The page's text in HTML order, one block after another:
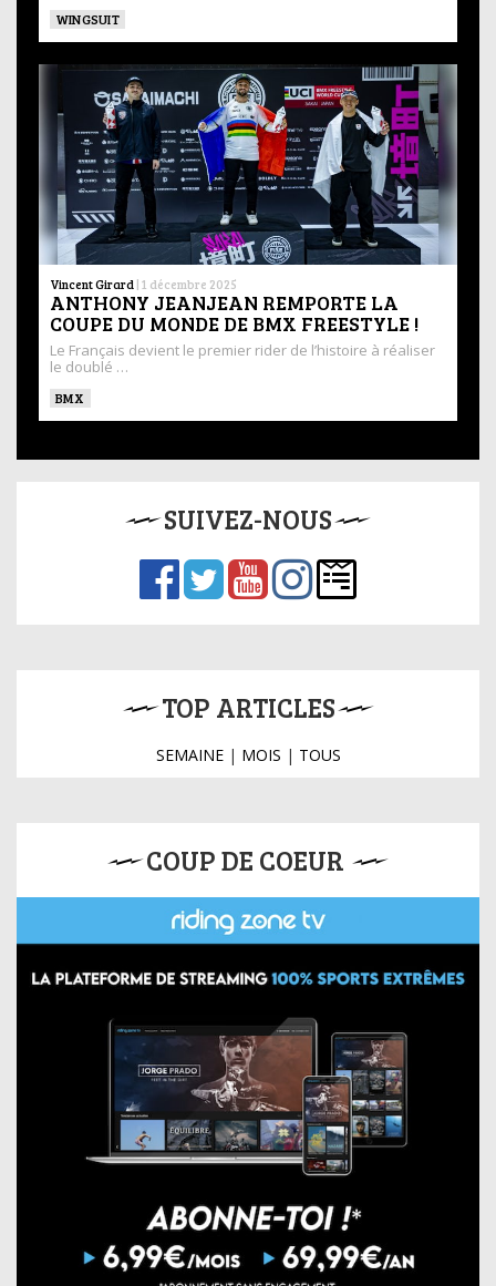
WINGSUIT
Vincent Girard | 1 décembre 2025
ANTHONY JEANJEAN REMPORTE LA
COUPE DU MONDE DE BMX FREESTYLE !
Le Français devient le premier rider de l’histoire à réaliser
le doublé …
BMX
SUIVEZ-NOUS
TOP ARTICLES
SEMAINE| MOIS | TOUS
COUP DE COEUR